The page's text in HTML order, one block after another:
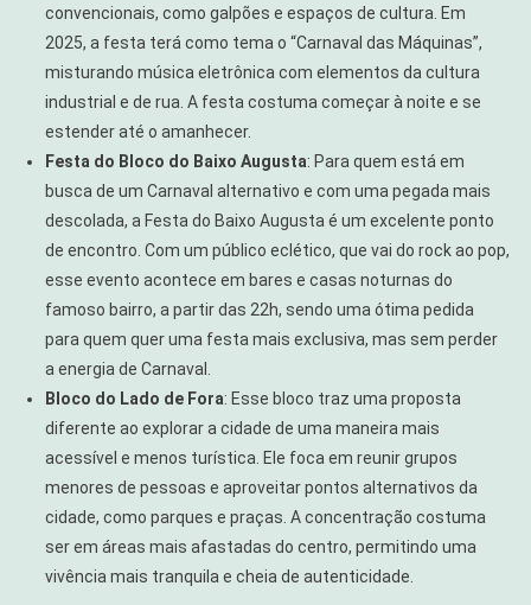
convencionais, como galpões e espaços de cultura. Em
2025, a festa terá como tema o “Carnaval das Máquinas”,
misturando música eletrônica com elementos da cultura
industrial e de rua. A festa costuma começar à noite e se
estender até o amanhecer.
Festa do Bloco do Baixo Augusta: Para quem está em
busca de um Carnaval alternativo e com uma pegada mais
descolada, a Festa do Baixo Augusta é um excelente ponto
de encontro. Com um público eclético, que vai do rock ao pop,
esse evento acontece em bares e casas noturnas do
famoso bairro, a partir das 22h, sendo uma ótima pedida
para quem quer uma festa mais exclusiva, mas sem perder
a energia de Carnaval.
Bloco do Lado de Fora: Esse bloco traz uma proposta
diferente ao explorar a cidade de uma maneira mais
acessível e menos turística. Ele foca em reunir grupos
menores de pessoas e aproveitar pontos alternativos da
cidade, como parques e praças. A concentração costuma
ser em áreas mais afastadas do centro, permitindo uma
vivência mais tranquila e cheia de autenticidade.